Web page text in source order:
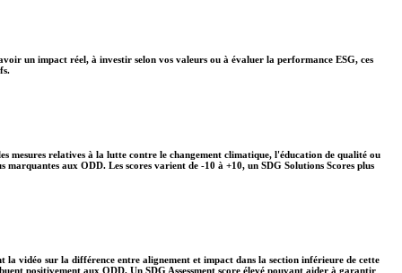
un impact réel, à investir selon vos valeurs ou à évaluer la performance ESG, ces
mesures relatives à la lutte contre le changement climatique, l'éducation de qualité ou
marquantes aux ODD. Les scores varient de -10 à +10, un SDG Solutions Scores plus
vidéo sur la différence entre alignement et impact dans la section inférieure de cette
positivement aux ODD. Un SDG Assessment score élevé pouvant aider à garantir